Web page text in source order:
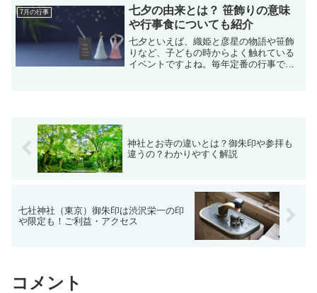
東北、関東、北陸、関西、九州など、全
国で開催されているおすす...
7月の行事
七夕の由来とは？ 笹飾りの意味
や行事食についても紹介
七夕といえば、織姫と彦星の物語や笹飾
りなど、子どもの時からよく触れている
イベントですよね。毎年定番の行事です
神社とお寺の違いとは？御朱印や参拝も
違うの？わかりやすく解説
七社神社（東京）御朱印は渋沢栄一の印
や限定も！ご利益・アクセス
コメント